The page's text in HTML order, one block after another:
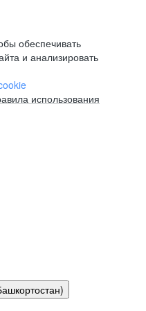
обеспечивать
и анализировать
использования